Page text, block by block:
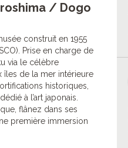
/ Dogo
construit en 1955
Prise en charge de
via le célèbre
îles de la mer intérieure
historiques,
à l’art japonais.
flânez dans ses
première immersion